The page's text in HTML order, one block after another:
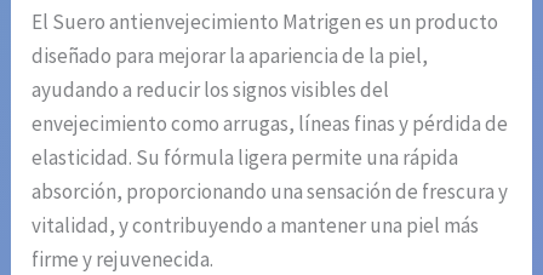
El Suero antienvejecimiento Matrigen es un producto
diseñado para mejorar la apariencia de la piel,
ayudando a reducir los signos visibles del
envejecimiento como arrugas, líneas finas y pérdida de
elasticidad. Su fórmula ligera permite una rápida
absorción, proporcionando una sensación de frescura y
vitalidad, y contribuyendo a mantener una piel más
firme y rejuvenecida.